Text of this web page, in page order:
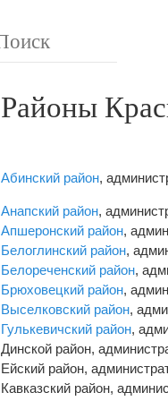
Районы
Абинский район,
Анапский район,
Апшеронский район,
Белоглинский район,
Белореченский район,
Брюховецкий район,
Выселковский район,
Гулькевичский район,
Динской район,
Ейский район,
Кавказский район,